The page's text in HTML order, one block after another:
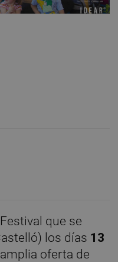
que se
los días 13
oferta de